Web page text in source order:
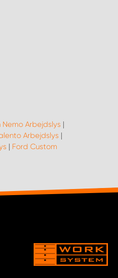
Arbejdslys |
Arbejdslys |
| Ford Custom